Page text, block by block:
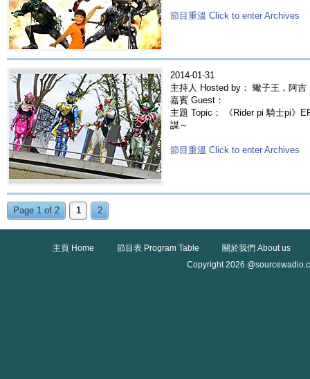
節目重溫 Click to enter Archives
2014-01-31
主持人 Hosted by： 蠍子王，阿
嘉賓 Guest：
主題 Topic： 《Rider pi 騎士pi》
謀～
節目重溫 Click to enter Archives
Page 1 of 2 1 2
主頁 Home 節目表 Program Table
關於我們 About us
Copyright 2026